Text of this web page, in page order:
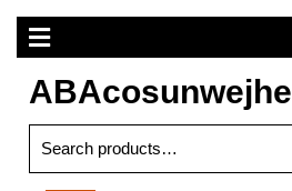
Skip
content
Open
Menu
for: